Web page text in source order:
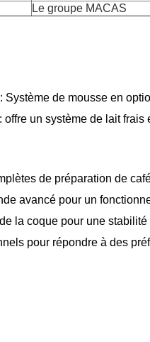
Le groupe MACAS
Système de mousse en
offre un système de lait
de préparation de
avancé pour un
la coque pour une
pour répondre à des